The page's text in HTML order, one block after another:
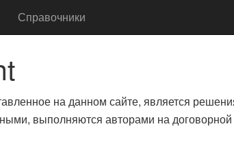
Справочники
на данном сайте, является
выполняются авторами на